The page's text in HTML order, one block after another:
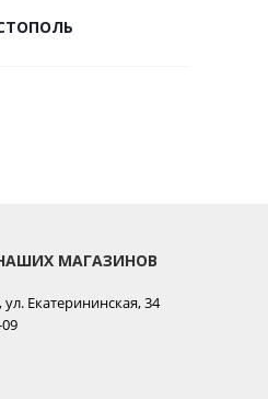
МАГАЗИНОВ
Екатерининская, 34